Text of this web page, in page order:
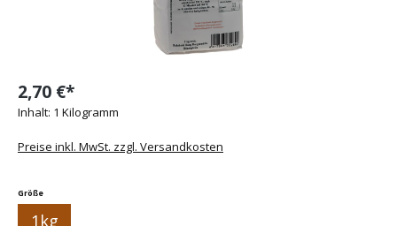
2,70 €*
Inhalt: 1 Kilogramm
Preise inkl. MwSt. zzgl. Versandkosten
Größeauswählen
1kg